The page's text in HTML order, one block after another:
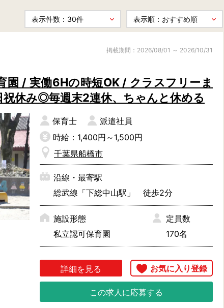
掲載期間：2026/08/01 ～ 2026/10/31
園 / 実働6Hの時短OK / クラスフリーま
休み◎毎週末2連休、ちゃんと休める
保育士
派遣社員
時給：1,400円～1,500円
千葉県船橋市
沿線・最寄駅
総武線「下総中山駅」 徒歩2分
施設形態
私立認可保育園
定員数
170名
詳細を見る
この求人に応募する
病院内保育所
事業所内保育所
残業3時間以内
駅徒歩5分以内
13時以降スタート
土日祝のお仕事
社会保険完備
男性保育士
小規模保育園